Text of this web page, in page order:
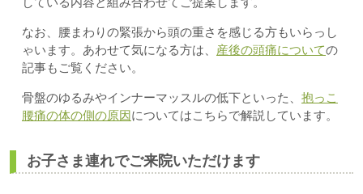
なお、腰まわりの緊張から頭の重さを感じる方もいらっし
ゃいます。あわせて気になる方は、 産後の頭痛についての
記事もご覧ください。
骨盤のゆるみやインナーマッスルの低下といった、 抱っこ
腰痛の体の側の原因についてはこちらで解説しています。
お子さま連れでご来院いただけます